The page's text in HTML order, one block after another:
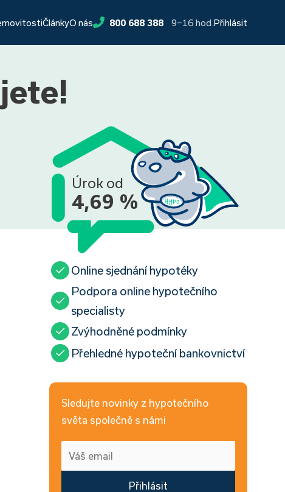
ČlánkyO nás 800 688 388 9−16 hod. Přihlásit
Úrok od
4,69 %
Online sjednání hypotéky
Podpora online hypotečního
specialisty
Zvýhodněné podmínky
Přehledné hypoteční bankovnictví
Sledujte novinky z hypotečního
světa společně s námi
Přihlásit